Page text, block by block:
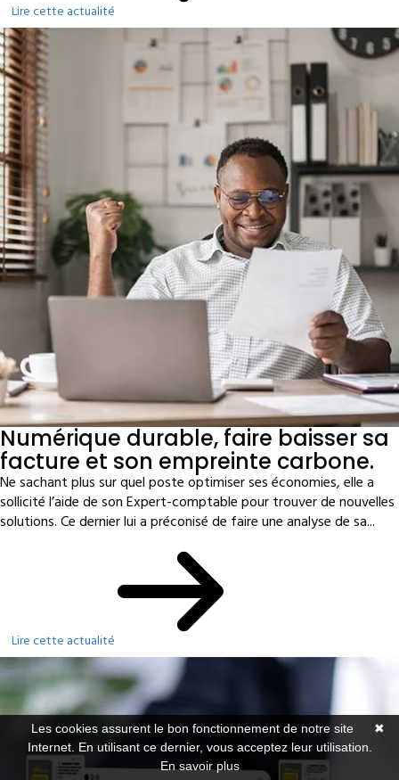
Lire cette actualité
Numérique durable, faire baisser sa
facture et son empreinte carbone.
Ne sachant plus sur quel poste optimiser ses économies, elle a
sollicité l’aide de son Expert-comptable pour trouver de nouvelles
solutions. Ce dernier lui a préconisé de faire une analyse de sa...
Lire cette actualité
✖
Les cookies assurent le bon fonctionnement de notre site
Internet. En utilisant ce dernier, vous acceptez leur utilisation.
En savoir plus